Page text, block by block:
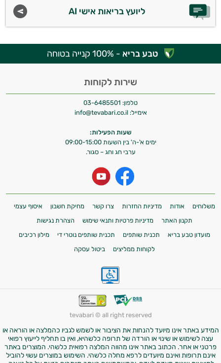
ליועץ בריאות אישי AI
טבע בריא - 100% קנייה בטוחה
שירות לקוחות
טלפון: 03-6485501
אימייל: info@tevabari.co.il
שעות הפעילות:
ימים א'-ה' בין השעות 09:00-15:00
ערבי חג וחג – סגור.
משלוחים אודות מדיניות החזרות צרו קשר מחיקת חשבון
איסוף עצמי
תקנון האתר
מדיניות פרטיות ותנאי שימוש
הצהרת נגישות
מועדון טבע בריא
תכנית שותפים תכנית שותפים נוטרי די
מילון רכיבים
לקוחות ממליצים
ביטול עסקה
tevabari © all right reserved
המידע באתר אינו מיועד להנחות את הציבור או לשמש לגביו כהמלצה או הוראה או
עצה לשימוש או שינוי או הורדה של תרופה כלשהיא, ואין בו תחליף לייעוץ רפואי
פרטני או אחר. הכתוב באתר אינו מהווה המלצה רפואית כלשהי. המוצרים באתר
אינם תרופות ואינם מיועדים לרפא מחלה כלשהי. השימוש במוצרים עשוי להוביל